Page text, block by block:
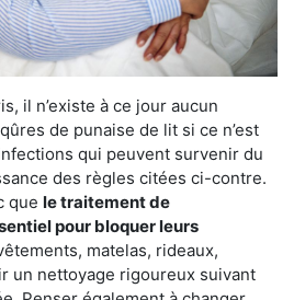
il n’existe à ce jour aucun
de punaise de lit si ce n’est
qui peuvent survenir du
des règles citées ci-contre.
que le traitement de
pour bloquer leurs
matelas, rideaux,
un nettoyage rigoureux suivant